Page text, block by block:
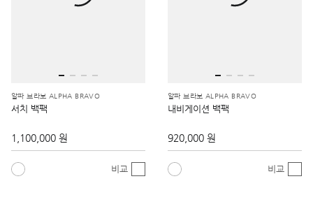
알파 브라보 ALPHA BRAVO
서치 백팩
1,100,000 원
비교
알파 브라보 ALPHA BRAVO
내비게이션 백팩
920,000 원
비교